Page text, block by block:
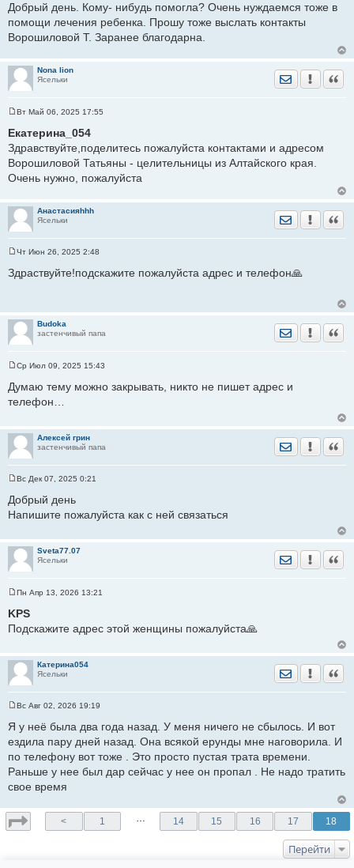
о
б
е
и
е
Добрый день. Кому- нибудь помогла? Очень нуждаемся тоже в
помощи лечения ребенка. Прошу тоже выслать контакты
Ворошиловой Т. Заранее благодарна.
Nona lion
Ясельки
Отправить
о
б
щ
е
н
Вт Май 06, 2025 17:55
Екатерина_054
Здравствуйте,поделитесь пожалуйста контактами и адресом
Ворошиловой Татьяны - целительницы из Алтайского края.
Очень нужно, пожалуйста
Анастасияhhh
Ясельки
Отправить
о
е
Чт Июн 26, 2025 2:48
Здраствуйте!подскажите пожалуйста адрес и телефон🙏
Budoka
застенчивый папа
Отправить
о
б
н
и
е
Ср Июл 09, 2025 15:43
Думаю тему можно закрывать, никто не пишет адрес и
телефон…
Алексей грин
застенчивый папа
Отправить
о
б
е
Вс Дек 07, 2025 0:21
Добрый день
Напишите пожалуйста как с ней связаться
Sveta77.07
Ясельки
Отправить
о
о
б
щ
н
и
е
Пн Апр 13, 2026 13:21
KPS
Подскажите адрес этой женщины пожалуйста🙏
Катерина054
Ясельки
Отправить
о
б
е
н
е
Вс Авг 02, 2026 19:19
Я у неё была два года назад. У меня ничего не сбылось. И вот
ездила пару дней назад. Она всякой ерунды мне наговорила. И
по телефону вот тоже . Это просто пустая трата времени.
Раньше у нее был дар сейчас у нее он пропал . Не надо тратить
свое время
< 1 … 14 15 16 17 18
Перейти